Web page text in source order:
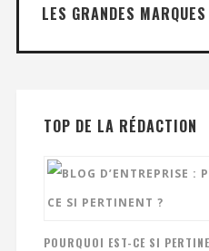
LES GRANDES
TOP DE LA RÉDACTION
POURQUOI EST-CE SI